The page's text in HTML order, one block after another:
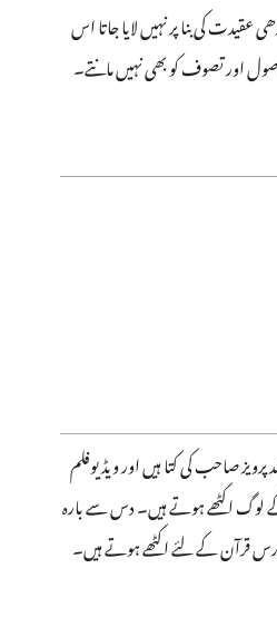
کی بنا پر نہیں لایا جاتا اس
اور تصوف کو بھی نہیں مانتے۔
صاحب کی کتا ہیں اور ویڈ یوفلم
لوگ اکٹھے ہوتے ہیں۔ دس سے بارہ
قرآن کے لئے اکٹھے ہوتے ہیں۔